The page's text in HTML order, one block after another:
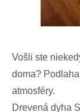
Vošli ste
doma?
atmosféry.
Drevená dyha